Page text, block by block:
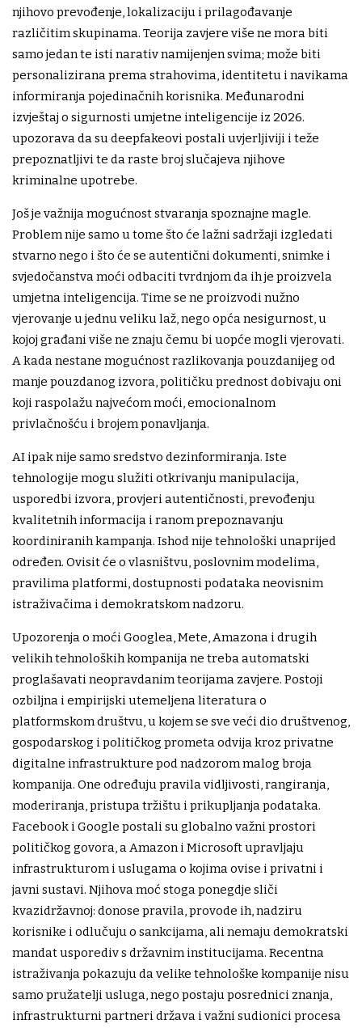
njihovo prevođenje, lokalizaciju i prilagođavanje
različitim skupinama. Teorija zavjere više ne mora biti
samo jedan te isti narativ namijenjen svima; može biti
personalizirana prema strahovima, identitetu i navikama
informiranja pojedinačnih korisnika. Međunarodni
izvještaj o sigurnosti umjetne inteligencije iz 2026.
upozorava da su deepfakeovi postali uvjerljiviji i teže
prepoznatljivi te da raste broj slučajeva njihove
kriminalne upotrebe.
Još je važnija mogućnost stvaranja spoznajne magle.
Problem nije samo u tome što će lažni sadržaji izgledati
stvarno nego i što će se autentični dokumenti, snimke i
svjedočanstva moći odbaciti tvrdnjom da ih je proizvela
umjetna inteligencija. Time se ne proizvodi nužno
vjerovanje u jednu veliku laž, nego opća nesigurnost, u
kojoj građani više ne znaju čemu bi uopće mogli vjerovati.
A kada nestane mogućnost razlikovanja pouzdanijeg od
manje pouzdanog izvora, političku prednost dobivaju oni
koji raspolažu najvećom moći, emocionalnom
privlačnošću i brojem ponavljanja.
AI ipak nije samo sredstvo dezinformiranja. Iste
tehnologije mogu služiti otkrivanju manipulacija,
usporedbi izvora, provjeri autentičnosti, prevođenju
kvalitetnih informacija i ranom prepoznavanju
koordiniranih kampanja. Ishod nije tehnološki unaprijed
određen. Ovisit će o vlasništvu, poslovnim modelima,
pravilima platformi, dostupnosti podataka neovisnim
istraživačima i demokratskom nadzoru.
Upozorenja o moći Googlea, Mete, Amazona i drugih
velikih tehnoloških kompanija ne treba automatski
proglašavati neopravdanim teorijama zavjere. Postoji
ozbiljna i empirijski utemeljena literatura o
platformskom društvu, u kojem se sve veći dio društvenog,
gospodarskog i političkog prometa odvija kroz privatne
digitalne infrastrukture pod nadzorom malog broja
kompanija. One određuju pravila vidljivosti, rangiranja,
moderiranja, pristupa tržištu i prikupljanja podataka.
Facebook i Google postali su globalno važni prostori
političkog govora, a Amazon i Microsoft upravljaju
infrastrukturom i uslugama o kojima ovise i privatni i
javni sustavi. Njihova moć stoga ponegdje sliči
kvazidržavnoj: donose pravila, provode ih, nadziru
korisnike i odlučuju o sankcijama, ali nemaju demokratski
mandat usporediv s državnim institucijama. Recentna
istraživanja pokazuju da velike tehnološke kompanije nisu
samo pružatelji usluga, nego postaju posrednici znanja,
infrastrukturni partneri država i važni sudionici procesa